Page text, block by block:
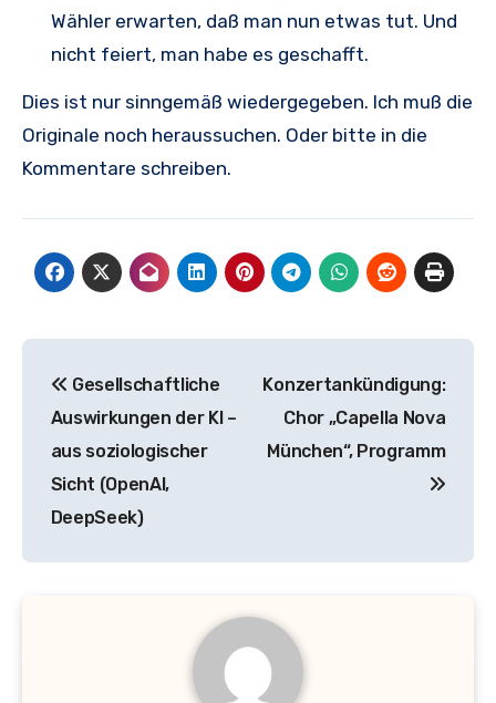
Wähler erwarten, daß man nun etwas tut. Und
nicht feiert, man habe es geschafft.
Dies ist nur sinngemäß wiedergegeben. Ich muß die
Originale noch heraussuchen. Oder bitte in die
Kommentare schreiben.
Gesellschaftliche
Auswirkungen der KI –
aus soziologischer
Sicht (OpenAI,
DeepSeek)
Konzertankündigung:
Chor „Capella Nova
München“, Programm